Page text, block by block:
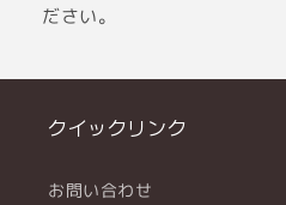
ださい。
クイックリンク
お問い合わせ